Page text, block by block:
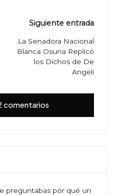
Siguiente entrada
La Senadora Nacional
Blanca Osuna Replicó
los Dichos de De
Angeli
comentarios
preguntabas por qué un